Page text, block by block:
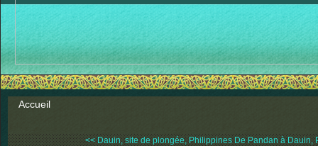
Accueil
<< Dauin, site de plongée, Philippines De Pandan à Dauin,